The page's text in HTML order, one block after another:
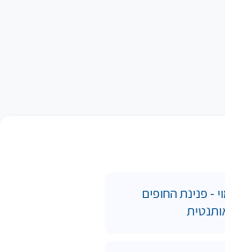
- פנינת החופים